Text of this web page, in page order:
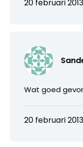
20 februari
Wat goed
20 februari